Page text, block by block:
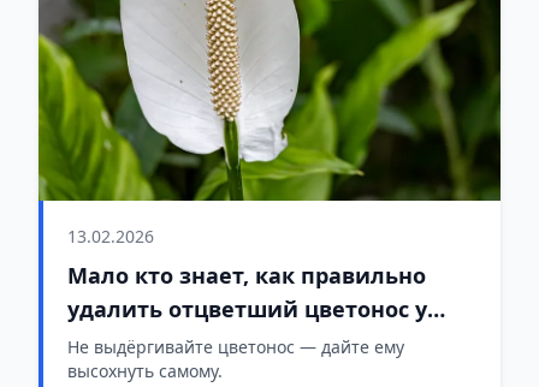
13.02.2026
Мало кто знает, как правильно
удалить отцветший цветонос у
спатифиллума
Не выдёргивайте цветонос — дайте ему
высохнуть самому.